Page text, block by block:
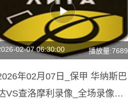
02-07 06:30:00 播放量:7689
年02月07日_保甲 华纳斯巴
VS查洛摩利录像_全场录像